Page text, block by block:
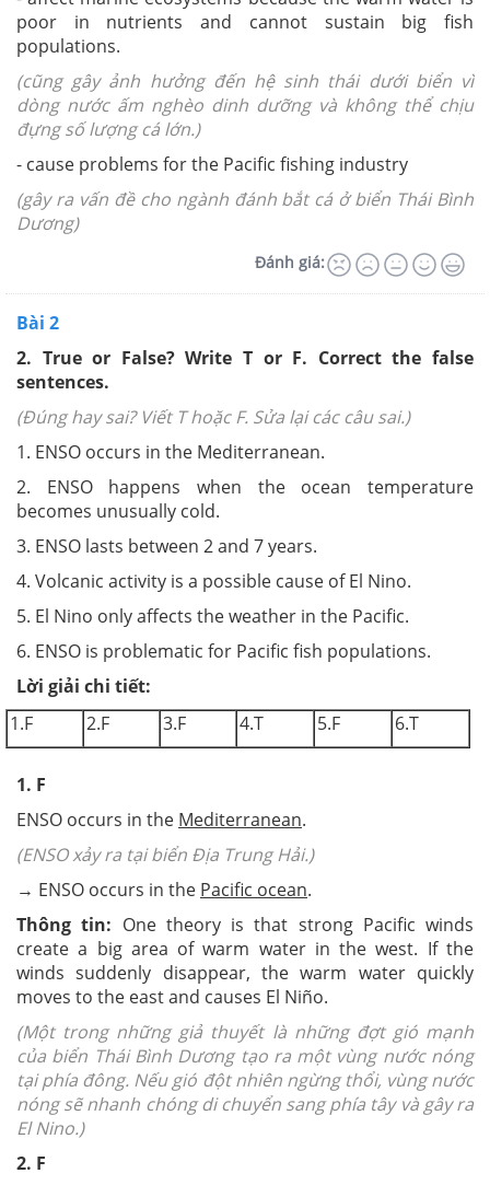
poor in nutrients and cannot sustain big fish
populations.
(cũng gây ảnh hưởng đến hệ sinh thái dưới biển vì
dòng nước ấm nghèo dinh dưỡng và không thể chịu
đựng số lượng cá lớn.)
- cause problems for the Pacific fishing industry
(gây ra vấn đề cho ngành đánh bắt cá ở biển Thái Bình
Dương)
Đánh giá:
Bài 2
2. True or False? Write T or F. Correct the false
sentences.
(Đúng hay sai? Viết T hoặc F. Sửa lại các câu sai.)
1. ENSO occurs in the Mediterranean.
2. ENSO happens when the ocean temperature
becomes unusually cold.
3. ENSO lasts between 2 and 7 years.
4. Volcanic activity is a possible cause of El Nino.
5. El Nino only affects the weather in the Pacific.
6. ENSO is problematic for Pacific fish populations.
Lời giải chi tiết:
1.F
2.F 3.F 4.T 5.F 6.T
1. F
ENSO occurs in the Mediterranean.
(ENSO xảy ra tại biển Địa Trung Hải.)
→ ENSO occurs in the Pacific ocean.
Thông tin: One theory is that strong Pacific winds
create a big area of warm water in the west. If the
winds suddenly disappear, the warm water quickly
moves to the east and causes El Niño.
(Một trong những giả thuyết là những đợt gió mạnh
của biển Thái Bình Dương tạo ra một vùng nước nóng
tại phía đông. Nếu gió đột nhiên ngừng thổi, vùng nước
nóng sẽ nhanh chóng di chuyển sang phía tây và gây ra
El Nino.)
2. F